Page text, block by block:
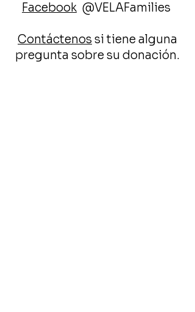
Facebook @VELAFamilies
Contáctenos si tiene alguna
pregunta sobre su donación.